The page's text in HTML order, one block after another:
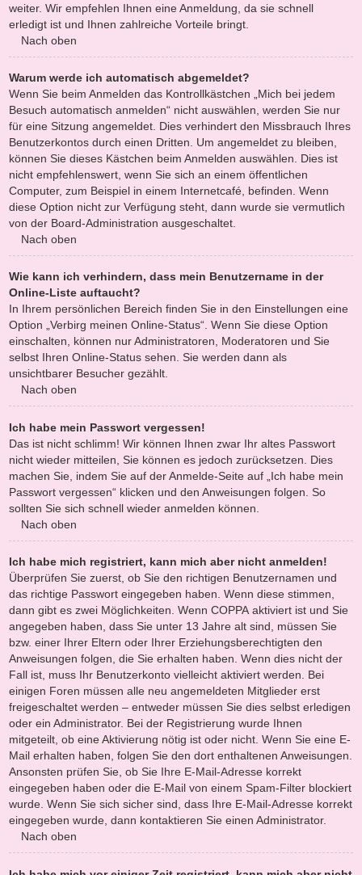
weiter. Wir empfehlen Ihnen eine Anmeldung, da sie schnell
erledigt ist und Ihnen zahlreiche Vorteile bringt.
Nach oben
Warum werde ich automatisch abgemeldet?
Wenn Sie beim Anmelden das Kontrollkästchen „Mich bei jedem
Besuch automatisch anmelden“ nicht auswählen, werden Sie nur
für eine Sitzung angemeldet. Dies verhindert den Missbrauch Ihres
Benutzerkontos durch einen Dritten. Um angemeldet zu bleiben,
können Sie dieses Kästchen beim Anmelden auswählen. Dies ist
nicht empfehlenswert, wenn Sie sich an einem öffentlichen
Computer, zum Beispiel in einem Internetcafé, befinden. Wenn
diese Option nicht zur Verfügung steht, dann wurde sie vermutlich
von der Board-Administration ausgeschaltet.
Nach oben
Wie kann ich verhindern, dass mein Benutzername in der
Online-Liste auftaucht?
In Ihrem persönlichen Bereich finden Sie in den Einstellungen eine
Option „Verbirg meinen Online-Status“. Wenn Sie diese Option
einschalten, können nur Administratoren, Moderatoren und Sie
selbst Ihren Online-Status sehen. Sie werden dann als
unsichtbarer Besucher gezählt.
Nach oben
Ich habe mein Passwort vergessen!
Das ist nicht schlimm! Wir können Ihnen zwar Ihr altes Passwort
nicht wieder mitteilen, Sie können es jedoch zurücksetzen. Dies
machen Sie, indem Sie auf der Anmelde-Seite auf „Ich habe mein
Passwort vergessen“ klicken und den Anweisungen folgen. So
sollten Sie sich schnell wieder anmelden können.
Nach oben
Ich habe mich registriert, kann mich aber nicht anmelden!
Überprüfen Sie zuerst, ob Sie den richtigen Benutzernamen und
das richtige Passwort eingegeben haben. Wenn diese stimmen,
dann gibt es zwei Möglichkeiten. Wenn COPPAaktiviert ist und Sie
angegeben haben, dass Sie unter 13 Jahre alt sind, müssen Sie
bzw. einer Ihrer Eltern oder Ihrer Erziehungsberechtigten den
Anweisungen folgen, die Sie erhalten haben. Wenn dies nicht der
Fall ist, muss Ihr Benutzerkonto vielleicht aktiviert werden. Bei
einigen Foren müssen alle neu angemeldeten Mitglieder erst
freigeschaltet werden – entweder müssen Sie dies selbst erledigen
oder ein Administrator. Bei der Registrierung wurde Ihnen
mitgeteilt, ob eine Aktivierung nötig ist oder nicht. Wenn Sie eine E-
Mail erhalten haben, folgen Sie den dort enthaltenen Anweisungen.
Ansonsten prüfen Sie, ob Sie Ihre E-Mail-Adresse korrekt
eingegeben haben oder die E-Mail von einem Spam-Filter blockiert
wurde. Wenn Sie sich sicher sind, dass Ihre E-Mail-Adresse korrekt
eingegeben wurde, dann kontaktieren Sie einen Administrator.
Nach oben